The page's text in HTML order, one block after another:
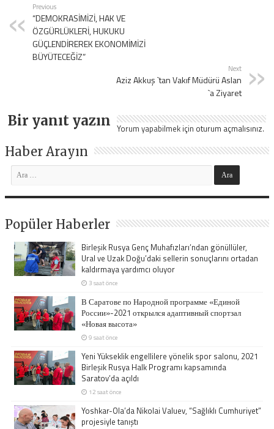
Previous
“DEMOKRASİMİZİ, HAK VE
ÖZGÜRLÜKLERİ, HUKUKU
GÜÇLENDİREREK EKONOMİMİZİ
BÜYÜTECEĞİZ”
Next
Aziz Akkuş `tan Vakıf Müdürü Aslan
`a Ziyaret
Bir yanıt yazın Yorum yapabilmek için oturum açmalısınız.
Haber Arayın
Popüler Haberler
Birleşik Rusya Genç Muhafızları’ndan gönüllüler,
Ural ve Uzak Doğu’daki sellerin sonuçlarını ortadan
kaldırmaya yardımcı oluyor
3 saat önce
В Саратове по Народной программе «Единой
России»-2021 открылся адаптивный спортзал
«Новая высота»
9 saat önce
Yeni Yükseklik engellilere yönelik spor salonu, 2021
Birleşik Rusya Halk Programı kapsamında
Saratov’da açıldı
12 saat önce
Yoshkar-Ola’da Nikolai Valuev, “Sağlıklı Cumhuriyet”
projesiyle tanıştı